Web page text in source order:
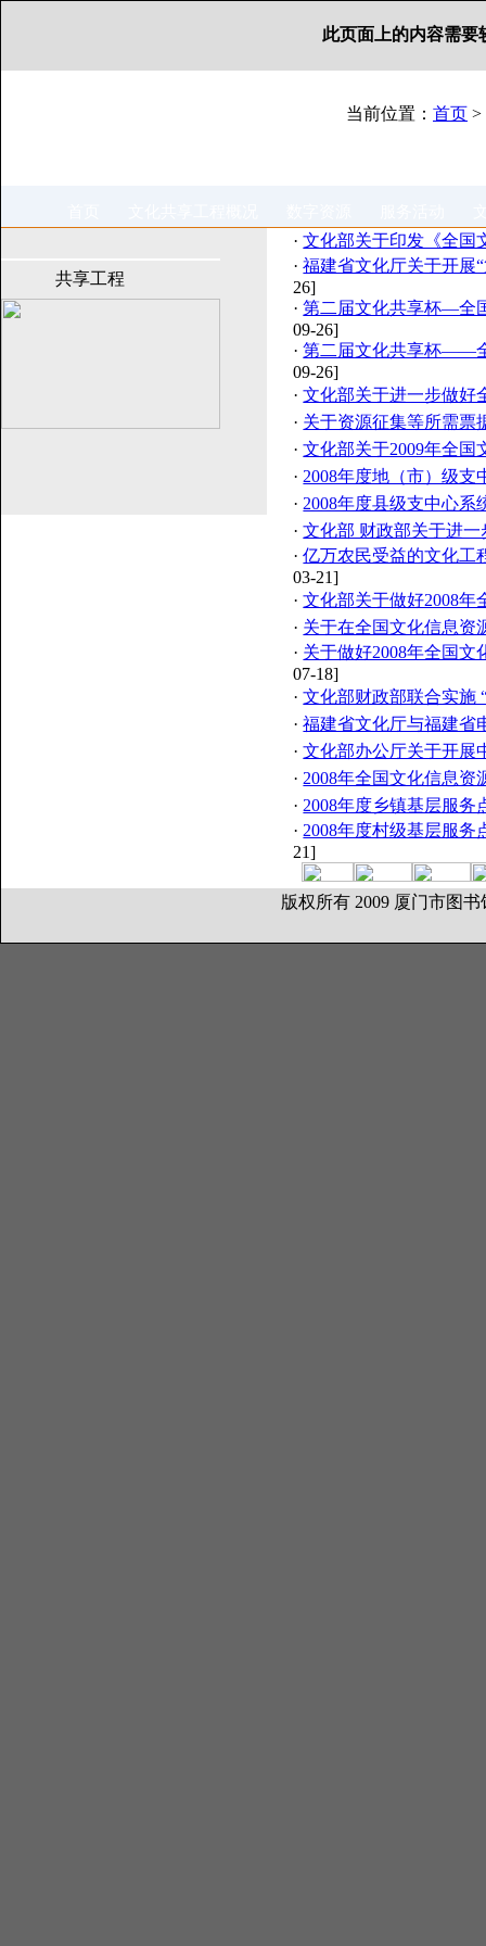
此页面上的内容需要
共享工程
当前位置： 首页 >
·文化部关于印发《全国
·福建省文化厅关于开
26]
·第二届文化共享杯—全
09-26]
·第二届文化共享杯——
09-26]
·文化部关于进一步做好
· 关于资源征集等所需票
·文化部关于2009年全
· 2008年度地（市）级支
· 2008年度县级支中心系
·文化部 财政部关于进
·亿万农民受益的文化
03-21]
·文化部关于做好2008
· 关于在全国文化信息资
· 关于做好2008年全国
07-18]
·文化部财政部联合实施
·福建省文化厅与福建省
·文化部办公厅关于开展
· 2008年全国文化信息资
· 2008年度乡镇基层服务
· 2008年度村级基层服
21]
版权所有 2009 厦门市图